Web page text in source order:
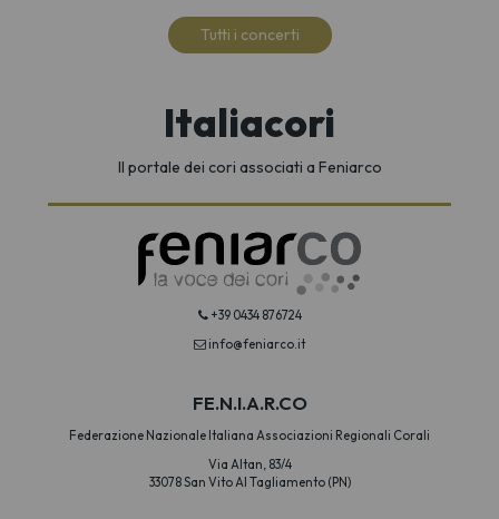
Tutti i concerti
Italiacori
Il portale dei cori associati a Feniarco
+39 0434 876724
info@feniarco.it
FE.N.I.A.R.CO
Federazione Nazionale Italiana Associazioni Regionali Corali
Via Altan, 83/4
33078 San Vito Al Tagliamento (PN)